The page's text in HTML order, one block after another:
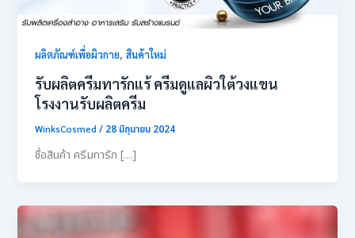
ผลิตภัณฑ์เพื่อผิวกาย,สินค้าใหม่
รับผลิตครีมทารักแร้ ครีมดูแลผิวใต้วงแขน
โรงงานรับผลิตครีม
WinksCosmed/ 28 มิถุนายน 2024
ชื่อสินค้า ครีมทารัก […]